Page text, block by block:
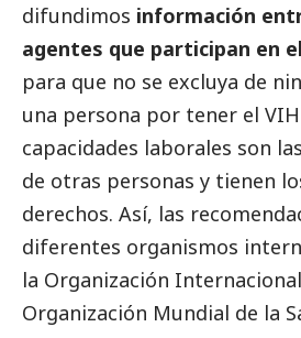
difundimos información
agentes que participan en
para que no se excluya de
una persona por tener el
capacidades laborales son
de otras personas y tienen
derechos. Así, las
diferentes organismos
la Organización
Organización Mundial de la